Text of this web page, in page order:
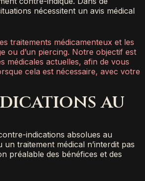
nécessitent un avis médical
traitements médicamenteux et les
ou d’un piercing. Notre objectif est
médicales actuelles, afin de vous
cela est nécessaire, avec votre
au
indications absolues au
traitement médical n’interdit pas
préalable des bénéfices et des